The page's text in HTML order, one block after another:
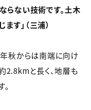
らない技術です。土木
す」（三浦）
秋からは南端に向け
2.8kmと長く、地層も